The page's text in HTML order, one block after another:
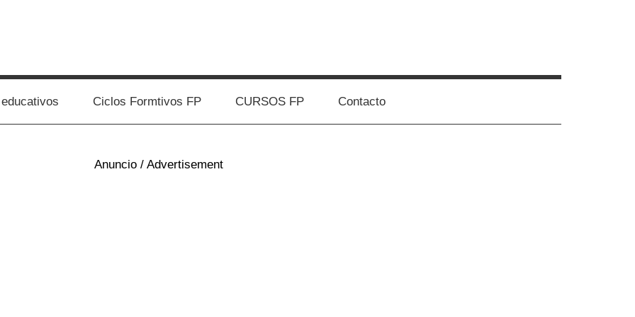
Ciclos Formtivos FP CURSOS FP Contacto